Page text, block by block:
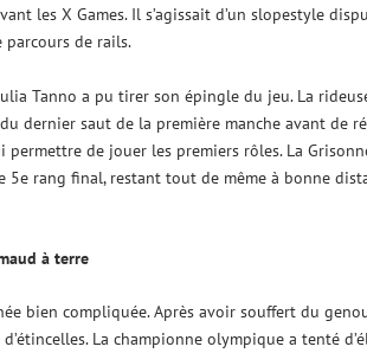
les X Games. Il s’agissait d’un slopestyle
de rails.
Tanno a pu tirer son épingle du jeu. La
dernier saut de la première manche avant de
de jouer les premiers rôles. La
5e rang final, restant tout de même à bonne
à terre
bien compliquée. Après avoir souffert du
La championne olympique a tenté